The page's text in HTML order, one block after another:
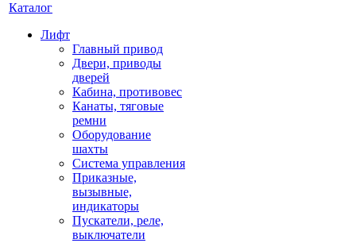
Каталог
Лифт
Главный привод
Двери, приводы
дверей
Кабина, противовес
Канаты, тяговые
ремни
Оборудование
шахты
Система управления
Приказные,
вызывные,
индикаторы
Пускатели, реле,
выключатели